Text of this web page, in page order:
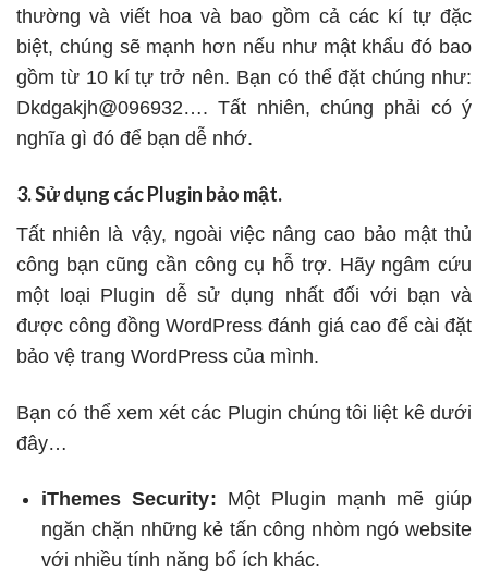
thường và viết hoa và bao gồm cả các kí tự đặc
biệt, chúng sẽ mạnh hơn nếu như mật khẩu đó bao
gồm từ 10 kí tự trở nên. Bạn có thể đặt chúng như:
Dkdgakjh@096932…. Tất nhiên, chúng phải có ý
nghĩa gì đó để bạn dễ nhớ.
3. Sử dụng các Plugin bảo mật.
Tất nhiên là vậy, ngoài việc nâng cao bảo mật thủ
công bạn cũng cần công cụ hỗ trợ. Hãy ngâm cứu
một loại Plugin dễ sử dụng nhất đối với bạn và
được công đồng WordPress đánh giá cao để cài đặt
bảo vệ trang WordPress của mình.
Bạn có thể xem xét các Plugin chúng tôi liệt kê dưới
đây…
iThemes Security: Một Plugin mạnh mẽ giúp
ngăn chặn những kẻ tấn công nhòm ngó website
với nhiều tính năng bổ ích khác.